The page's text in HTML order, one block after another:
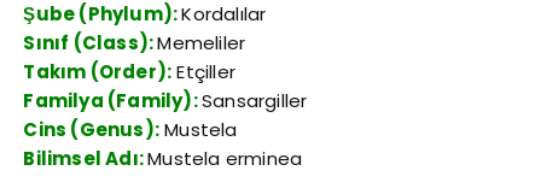
Şube (Phylum):Kordalılar
Sınıf (Class):Memeliler
Takım (Order):Etçiller
Familya (Family):Sansargiller
Cins (Genus):Mustela
Bilimsel Adı:Mustela erminea